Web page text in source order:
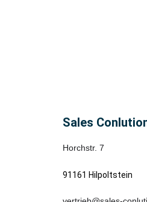
Sales
Horchstr. 7
91161 Hilpoltstein